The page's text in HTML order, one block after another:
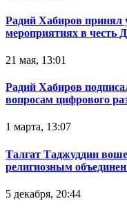
Радий Хабиров принял
мероприятиях в честь
21 мая, 13:01
Радий Хабиров
вопросам цифрового
1 марта, 13:07
Талгат Таджуддин
религиозным
5 декабря, 20:44